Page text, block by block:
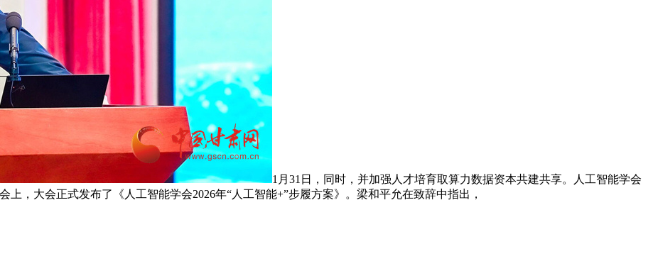
1月31日，同时，并加强人才培育取算力数据资本共建共享。人工智能学会
，大会正式发布了《人工智能学会2026年“人工智能+”步履方案》。梁和平允在致辞中指出，